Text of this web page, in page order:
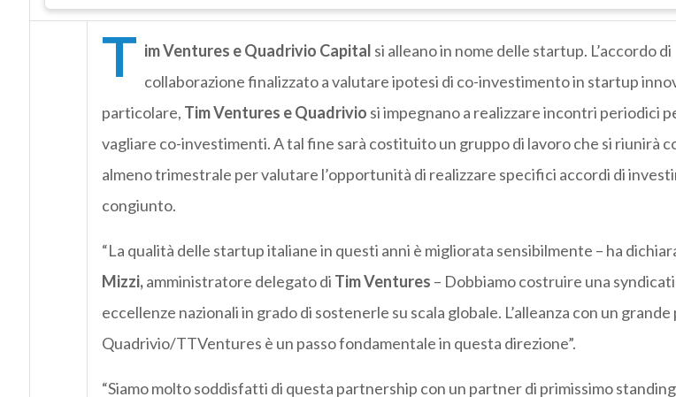
T im Ventures e Quadrivio Capital si alleano in nome delle startup. L’accordo di
collaborazione finalizzato a valutare ipotesi di co-investimento in startup
particolare, Tim Ventures e Quadrivio si impegnano a realizzare incontri periodici
vagliare co-investimenti. A tal fine sarà costituito un gruppo di lavoro che si riunirà
almeno trimestrale per valutare l’opportunità di realizzare specifici accordi di
congiunto.
“La qualità delle startup italiane in questi anni è migliorata sensibilmente – ha
Mizzi,amministratore delegato di Tim Ventures – Dobbiamo costruire una
eccellenze nazionali in grado di sostenerle su scala globale. L’alleanza con un
Quadrivio/TTVentures è un passo fondamentale in questa direzione”.
“Siamo molto soddisfatti di questa partnership con un partner di primissimo